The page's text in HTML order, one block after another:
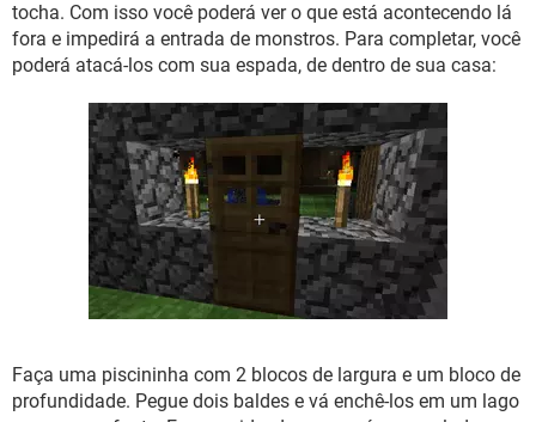
tocha. Com isso você poderá ver o que está acontecendo lá
fora e impedirá a entrada de monstros. Para completar, você
poderá atacá-los com sua espada, de dentro de sua casa:
Faça uma piscininha com 2 blocos de largura e um bloco de
profundidade. Pegue dois baldes e vá enchê-los em um lago